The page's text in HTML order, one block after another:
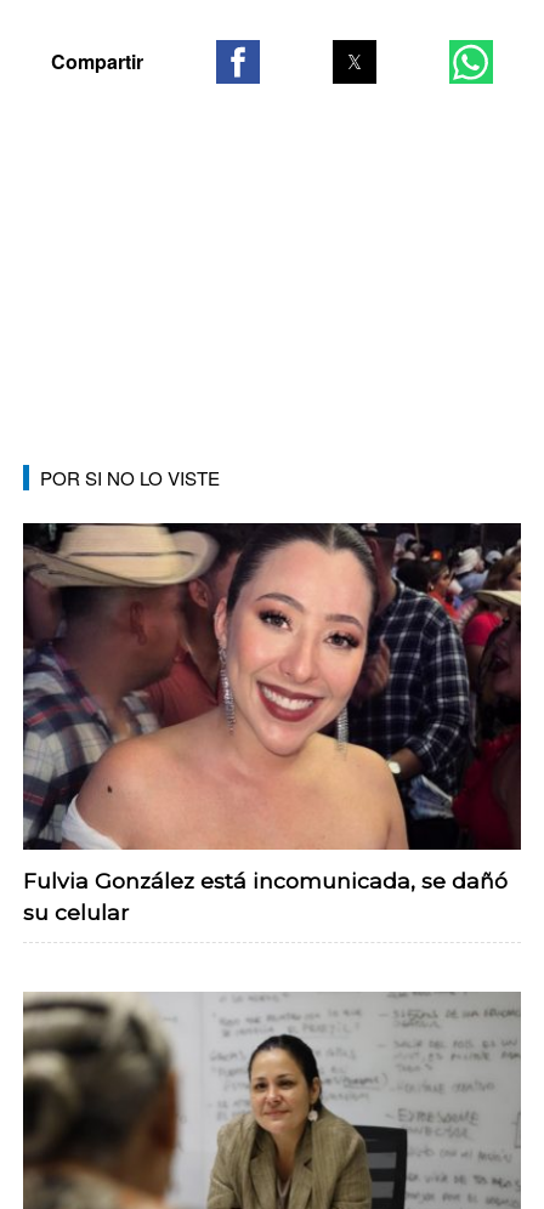
POR SI NO LO VISTE
Fulvia González está incomunicada, se dañó
su celular